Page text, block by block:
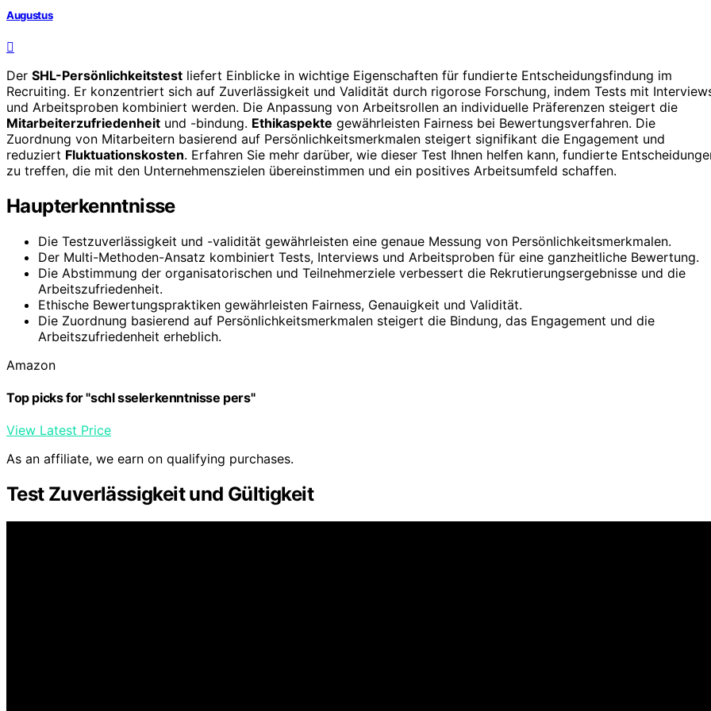
Augustus
Der SHL-Persönlichkeitstest liefert Einblicke in wichtige Eigenschaften für fundierte Entscheidungsfindung im
Recruiting. Er konzentriert sich auf Zuverlässigkeit und Validität durch rigorose Forschung, indem Tests mit
und Arbeitsproben kombiniert werden. Die Anpassung von Arbeitsrollen an individuelle Präferenzen steigert die
Mitarbeiterzufriedenheit und -bindung. Ethikaspekte gewährleisten Fairness bei Bewertungsverfahren. Die
Zuordnung von Mitarbeitern basierend auf Persönlichkeitsmerkmalen steigert signifikant die Engagement und
reduziert Fluktuationskosten. Erfahren Sie mehr darüber, wie dieser Test Ihnen helfen kann, fundierte
zu treffen, die mit den Unternehmenszielen übereinstimmen und ein positives Arbeitsumfeld schaffen.
Haupterkenntnisse
Die Testzuverlässigkeit und -validität gewährleisten eine genaue Messung von Persönlichkeitsmerkmalen.
Der Multi-Methoden-Ansatz kombiniert Tests, Interviews und Arbeitsproben für eine ganzheitliche Bewertung.
Die Abstimmung der organisatorischen und Teilnehmerziele verbessert die Rekrutierungsergebnisse und die
Arbeitszufriedenheit.
Ethische Bewertungspraktiken gewährleisten Fairness, Genauigkeit und Validität.
Die Zuordnung basierend auf Persönlichkeitsmerkmalen steigert die Bindung, das Engagement und die
Arbeitszufriedenheit erheblich.
Amazon
Top picks for "schl sselerkenntnisse pers"
View Latest Price
As an affiliate, we earn on qualifying purchases.
Test Zuverlässigkeit und Gültigkeit